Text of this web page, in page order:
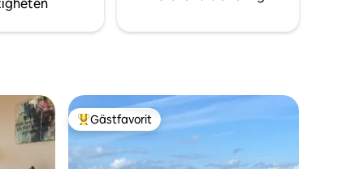
Populär gästfavorit
Gästfavorit